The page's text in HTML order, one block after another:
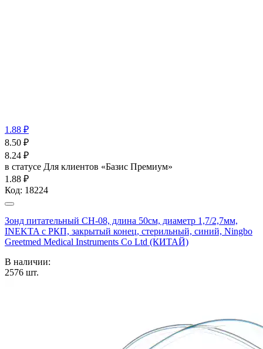
1.88 ₽
8.50 ₽
8.24 ₽
в статусе Для клиентов «Базис Премиум»
1.88 ₽
Код: 18224
Зонд питательный CH-08, длина 50см, диаметр 1,7/2,7мм,
INEKTA с РКП, закрытый конец, стерильный, синий, Ningbo
Greetmed Medical Instruments Co Ltd (КИТАЙ)
В наличии:
2576 шт.